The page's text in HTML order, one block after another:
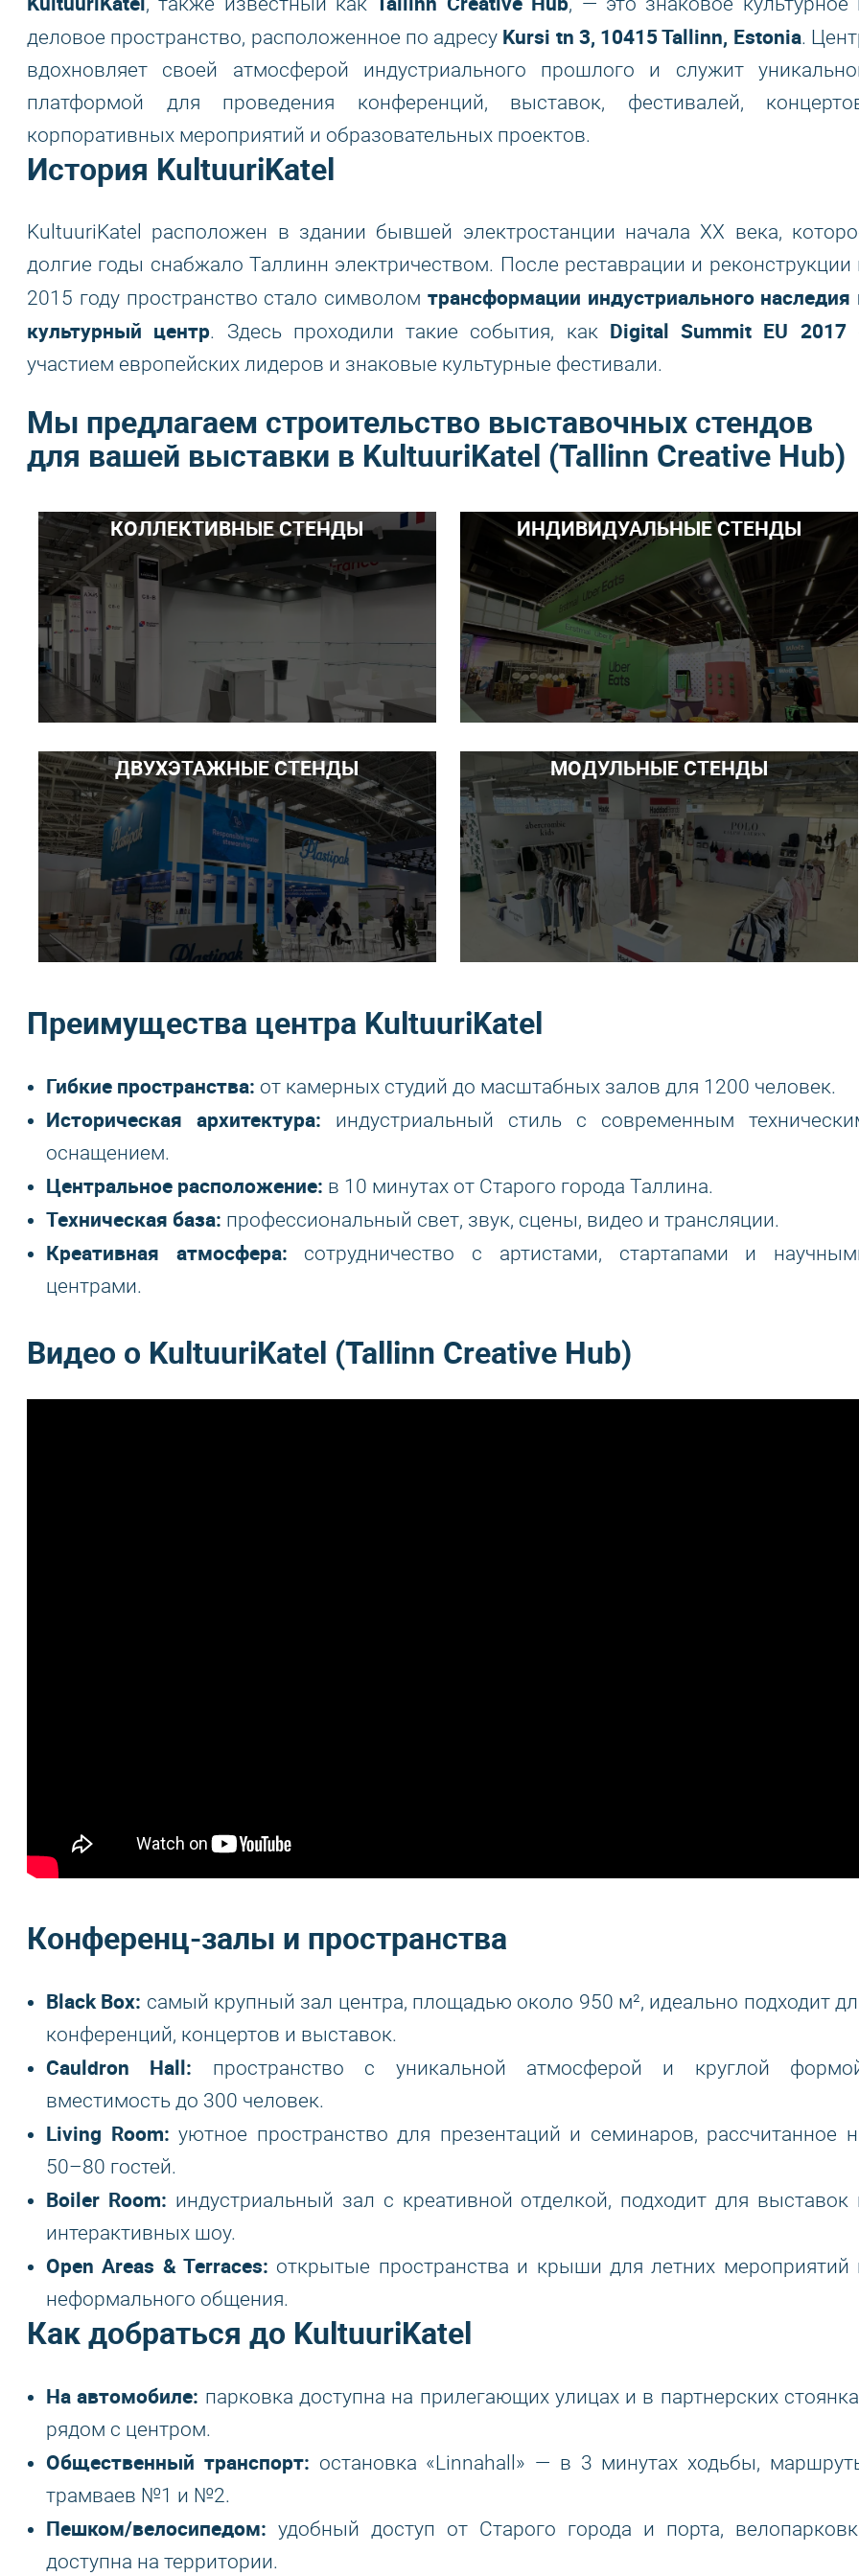
деловое пространство, расположенное по адресу Kursi tn 3, 10415 Tallinn, Estonia.
вдохновляет своей атмосферой индустриального прошлого и служит
платформой для проведения конференций, выставок, фестивалей,
корпоративных мероприятий и образовательных проектов.
История KultuuriKatel
KultuuriKatel расположен в здании бывшей электростанции начала XX века,
долгие годы снабжало Таллинн электричеством. После реставрации и реконструкции
2015 году пространство стало символом трансформации индустриального наследия
культурный центр. Здесь проходили такие события, как Digital Summit EU 2017
участием европейских лидеров и знаковые культурные фестивали.
Мы предлагаем строительство выставочных стендов
для вашей выставки в KultuuriKatel (Tallinn Creative Hub)
КОЛЛЕКТИВНЫЕ СТЕНДЫ ИНДИВИДУАЛЬНЫЕ СТЕНДЫ
ДВУХЭТАЖНЫЕ СТЕНДЫ МОДУЛЬНЫЕ СТЕНДЫ
Преимущества центра KultuuriKatel
Гибкие пространства: от камерных студий до масштабных залов для 1200 человек.
Историческая архитектура: индустриальный стиль с современным
оснащением.
Центральное расположение: в 10 минутах от Старого города Таллина.
Техническая база: профессиональный свет, звук, сцены, видео и трансляции.
Креативная атмосфера: сотрудничество с артистами, стартапами и
центрами.
Видео о KultuuriKatel (Tallinn Creative Hub)
Конференц-залы и пространства
Black Box: самый крупный зал центра, площадью около 950 м², идеально подходит
конференций, концертов и выставок.
Cauldron Hall: пространство с уникальной атмосферой и круглой
вместимость до 300 человек.
Living Room: уютное пространство для презентаций и семинаров, рассчитанное
50–80 гостей.
Boiler Room: индустриальный зал с креативной отделкой, подходит для выставок
интерактивных шоу.
Open Areas & Terraces: открытые пространства и крыши для летних мероприятий
неформального общения.
Как добраться до KultuuriKatel
На автомобиле: парковка доступна на прилегающих улицах и в партнерских
рядом с центром.
Общественный транспорт: остановка «Linnahall» — в 3 минутах ходьбы,
трамваев №1 и №2.
Пешком/велосипедом: удобный доступ от Старого города и порта,
доступна на территории.